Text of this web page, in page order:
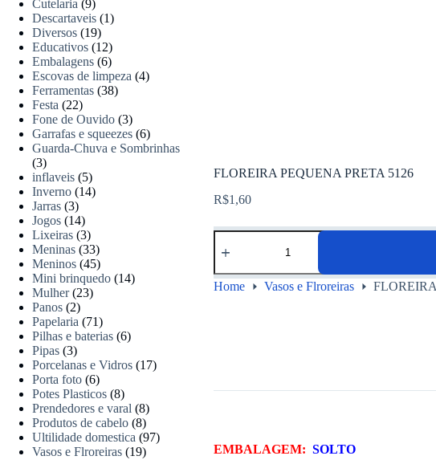
FLOREIRA PEQUENA PRETA 5126
R$1,60
Home Vasos e Flroreiras
EMBALAGEM: SOLTO
Cutelaria (9)
Descartaveis (1)
Diversos (19)
Educativos (12)
Embalagens (6)
Escovas de limpeza (4)
Ferramentas (38)
Festa (22)
Fone de Ouvido (3)
Garrafas e squeezes (6)
Guarda-Chuva e Sombrinhas
(3)
inflaveis (5)
Inverno (14)
Jarras (3)
Jogos (14)
Lixeiras (3)
Meninas (33)
Meninos (45)
Mini brinquedo (14)
Mulher (23)
Panos (2)
Papelaria (71)
Pilhas e baterias (6)
Pipas (3)
Porcelanas e Vidros (17)
Porta foto (6)
Potes Plasticos (8)
Prendedores e varal (8)
Produtos de cabelo (8)
Ultilidade domestica (97)
Vasos e Flroreiras (19)